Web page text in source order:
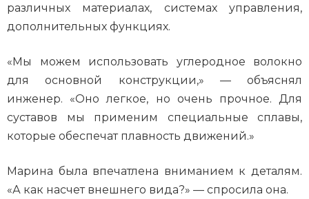
различных материалах, системах управления,
дополнительных функциях.
«Мы можем использовать углеродное волокно
для основной конструкции,» — объяснял
инженер. «Оно легкое, но очень прочное. Для
суставов мы применим специальные сплавы,
которые обеспечат плавность движений.»
Марина была впечатлена вниманием к деталям.
«А как насчет внешнего вида?» — спросила она.